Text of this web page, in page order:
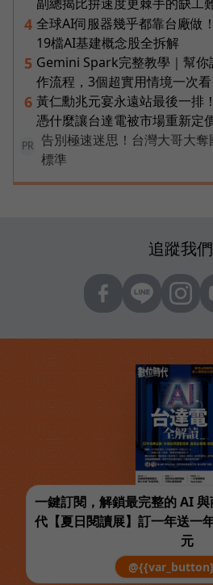
4 全球AI伺服器幾乎都靠台廠做
19檔AI基建概念股全拆解
5 Gemini Spark完整教學｜幫
作流程，3個超實用情境一次看
6 黃仁勳兆元宴永遠站最後一排
憑什麼讓台達電被市場重新定
PR
告別極速迷思！台灣大哥大
標準
追蹤我們
一鍵訂閱，解鎖最完整的 AI
代【夏日閱讀展】訂一年送一
元